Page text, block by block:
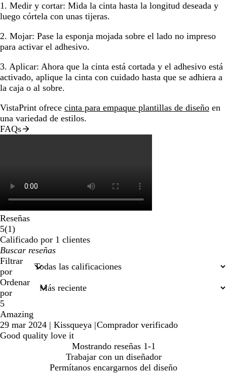
1. Medir y cortar: Mida la cinta hasta la longitud deseada y
luego córtela con unas tijeras.
2. Mojar: Pase la esponja mojada sobre el lado no impreso
para activar el adhesivo.
3. Aplicar: Ahora que la cinta está cortada y el adhesivo está
activado, aplique la cinta con cuidado hasta que se adhiera a
la caja o al sobre.
VistaPrint ofrece cinta para empaque plantillas de diseño en
una variedad de estilos.
FAQs
Reseñas
5(11
reseñas
)
Calificado por 1 clientes
Mis
datos
de
búsqueda
Filtrar
por
Ordenar
por
5
Amazing
29 mar 2024 | Kissqueya |Comprador verificado
Good quality love it
Mostrando reseñas 1-1
Trabajar con un diseñador
Permítanos encargarnos del diseño